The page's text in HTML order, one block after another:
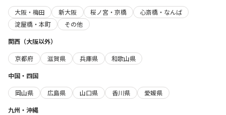
大阪・梅田
新大阪 桜ノ宮・京橋
心斎橋・なんば
淀屋橋・本町
その他
関西（大阪以外）
京都府
滋賀県 兵庫県
和歌山県
中国・四国
岡山県
広島県 山口県 香川県
愛媛県
九州・沖縄